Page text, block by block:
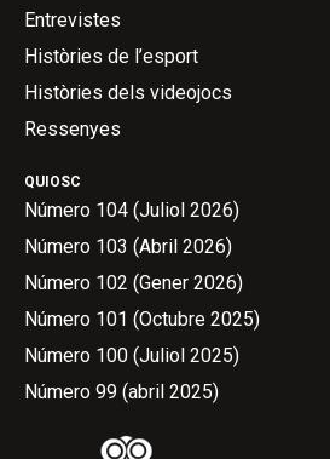
QUIOSC
Número 104 (Juliol 2026)
Número 103 (Abril 2026)
Número 102 (Gener 2026)
Número 101 (Octubre 2025)
Número 100 (Juliol 2025)
Número 99 (abril 2025)
Entrevistes
Històries de l’esport
Històries dels videojocs
Ressenyes